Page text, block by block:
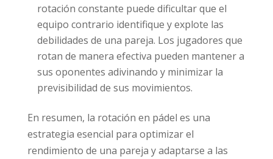
rotación constante puede dificultar que el
equipo contrario identifique y explote las
debilidades de una pareja. Los jugadores que
rotan de manera efectiva pueden mantener a
sus oponentes adivinando y minimizar la
previsibilidad de sus movimientos.
En resumen, la rotación en pádel es una
estrategia esencial para optimizar el
rendimiento de una pareja y adaptarse a las